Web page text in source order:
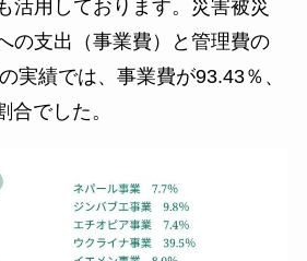
活用しております。災害被災
の支出（事業費）と管理費の
実績では、事業費が93.43％、
合でした。